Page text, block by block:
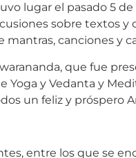
lugar el pasado 5
sobre textos
mantras, canciones y
que fue
Yoga y Vedanta y
un feliz y próspero
entre los que se